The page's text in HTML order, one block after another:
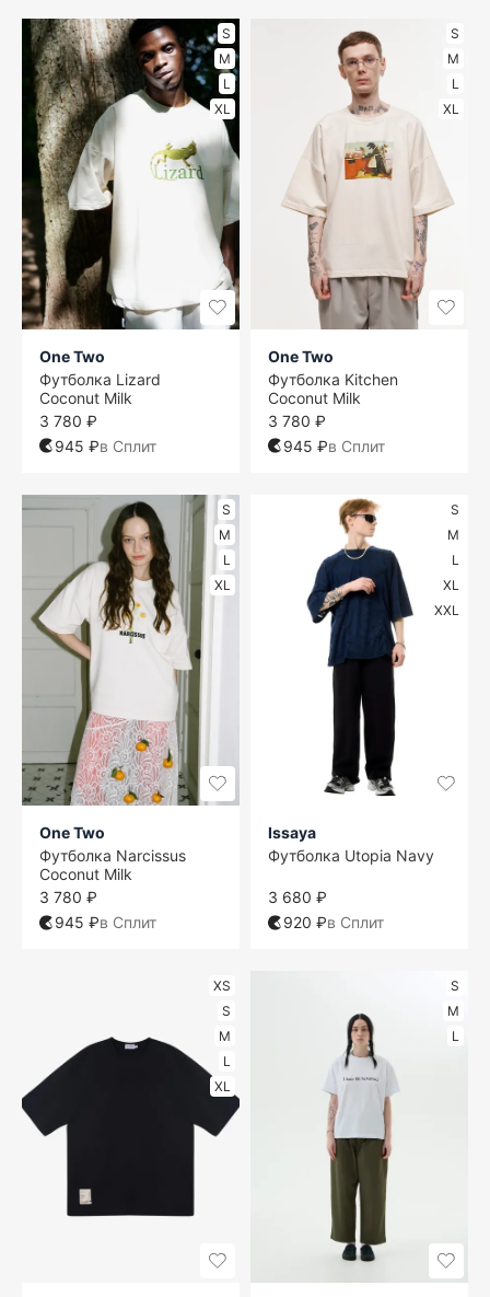
S
M
L
XL
One Two
Футболка Lizard
Coconut Milk
3 780 ₽
945 ₽в Сплит
S
M
L
XL
One Two
Футболка Kitchen
Coconut Milk
3 780 ₽
945 ₽в Сплит
S
M
L
XL
One Two
Футболка Narcissus
Coconut Milk
3 780 ₽
945 ₽в Сплит
S
M
L
XL
XXL
Issaya
Футболка Utopia Navy
3 680 ₽
920 ₽в Сплит
XS
S
M
L
XL
S
M
L